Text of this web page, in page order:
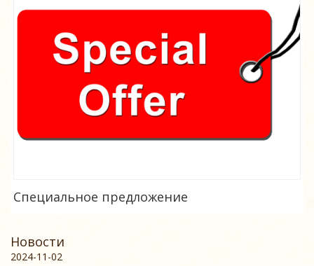
Специальное предложение
Новости
2024-11-02